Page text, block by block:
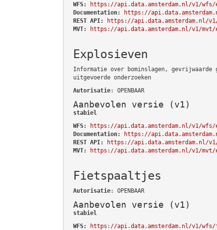
WFS:
https://api.data.amsterdam.nl/v1/wfs/
Documentation:
https://
REST API:
https://api.data.amsterdam.nl/v1/
MVT:
https://api.data.amsterdam.nl/v1/mvt/
Explosieven
Informatie over bominslagen, gevrijwaarde
uitgevoerde onderzoeken
Autorisatie: OPENBAAR
Aanbevolen versie (v1)
stabiel
WFS:
https://api.data.amsterdam.nl/v1/wfs/
Documentation:
https://
REST API:
https://api.data.amsterdam.nl/
MVT:
https://api.data.amsterdam.nl/v1/mvt/
Fietspaaltjes
Autorisatie: OPENBAAR
Aanbevolen versie (v1)
stabiel
WFS:
https://api.data.amsterdam.nl/v1/